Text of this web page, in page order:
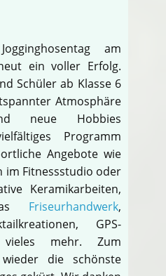
am
ein voller Erfolg.
Schüler ab Klasse 6
Atmosphäre
neue Hobbies
Programm
Angebote wie
im Fitnessstudio oder
Keramikarbeiten,
Friseurhandwerk,
GPS-
mehr. Zum
die schönste